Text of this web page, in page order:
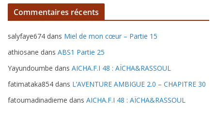
Commentaires récents
salyfaye674 dans Miel de mon cœur – Partie 15
athiosane dans ABS1 Partie 25
Yayundoumbe dans AICHA.F.I 48 : AÏCHA&RASSOUL
fatimataka854 dans L’AVENTURE AMBIGUE 2.0 – CHAPITRE 30
fatoumadinadieme dans AICHA.F.I 48 : AÏCHA&RASSOUL